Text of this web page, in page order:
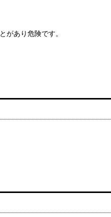
あり危険です。